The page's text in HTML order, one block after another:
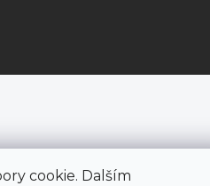
cookie. Dalším